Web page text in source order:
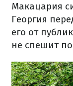
Макацария
Георгия
его от
не спешит